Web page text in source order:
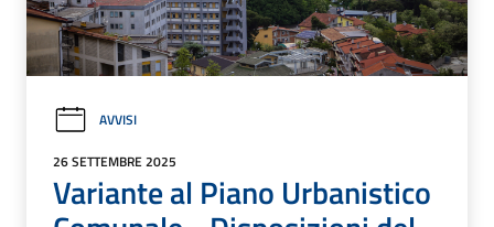
AVVISI
26 SETTEMBRE 2025
Variante al Piano Urbanistico